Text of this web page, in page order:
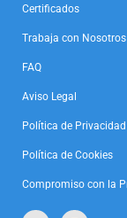
Certificados
Trabaja con Nosotros
FAQ
Aviso Legal
Política de Privacidad
Política de Cookies
Compromiso con la